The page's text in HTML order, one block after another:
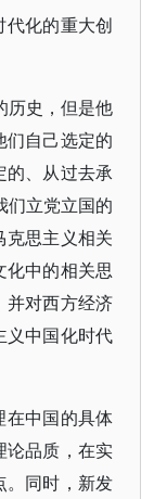
代化的重大创
历史，但是他
自己选定的
的、从过去承
们立党立国的
思主义相关
中的相关思
并对西方经济
义中国化时代
在中国的具体
论品质，在实
。同时，新发